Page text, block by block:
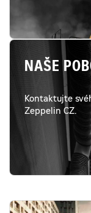
NAŠE
Kontaktujte
Zeppelin CZ.